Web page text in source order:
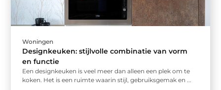
Woningen
Designkeuken: stijlvolle combinatie van vorm
en functie
Een designkeuken is veel meer dan alleen een plek om te
koken. Het is een ruimte waarin stijl, gebruiksgemak en ...